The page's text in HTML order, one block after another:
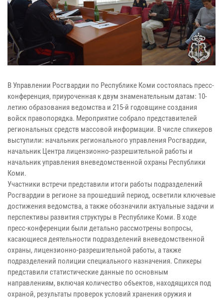
В Управлении Росгвардии по Республике Коми состоялась пресс-
конференция, приуроченная к двум знаменательным датам: 10-
летию образования ведомства и 215-й годовщине создания
войск правопорядка. Мероприятие собрало представителей
региональных средств массовой информации. В числе спикеров
выступили: начальник регионального управления Росгвардии,
начальник Центра лицензионно-разрешительной работы и
начальник управления вневедомственной охраны Республики
Коми.
Участники встречи представили итоги работы подразделений
Росгвардии в регионе за прошедший период, осветили ключевые
достижения ведомства, а также обозначили актуальные задачи и
перспективы развития структуры в Республике Коми. В ходе
пресс-конференции были детально рассмотрены вопросы,
касающиеся деятельности подразделений вневедомственной
охраны, лицензионно-разрешительной работы, а также
подразделений полиции специального назначения. Спикеры
представили статистические данные по основным
направлениям, включая количество объектов, находящихся под
охраной, результаты проверок условий хранения оружия и